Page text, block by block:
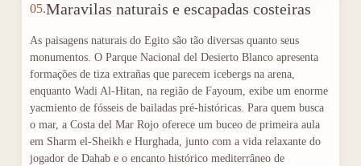
05.Maravilas naturais e escapadas costeiras
As paisagens naturais do Egito são tão diversas quanto seus
monumentos. O Parque Nacional del Desierto Blanco apresenta
formações de tiza extrañas que parecem icebergs na arena,
enquanto Wadi Al-Hitan, na região de Fayoum, exibe um enorme
yacmiento de fósseis de bailadas pré-históricas. Para quem busca
o mar, a Costa del Mar Rojo oferece um buceo de primeira aula
em Sharm el-Sheikh e Hurghada, junto com a vida relaxante do
jogador de Dahab e o encanto histórico mediterrâneo de